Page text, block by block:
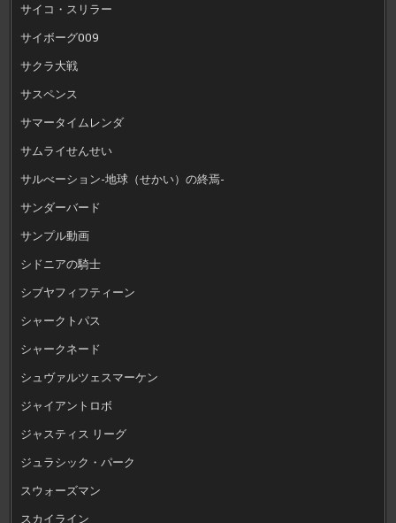
サイコ・スリラー
サイボーグ009
サクラ大戦
サスペンス
サマータイムレンダ
サムライせんせい
サルべーション-地球（せかい）の終焉-
サンダーバード
サンプル動画
シドニアの騎士
シブヤフィフティーン
シャークトパス
シャークネード
シュヴァルツェスマーケン
ジャイアントロボ
ジャスティス リーグ
ジュラシック・パーク
スウォーズマン
スカイライン